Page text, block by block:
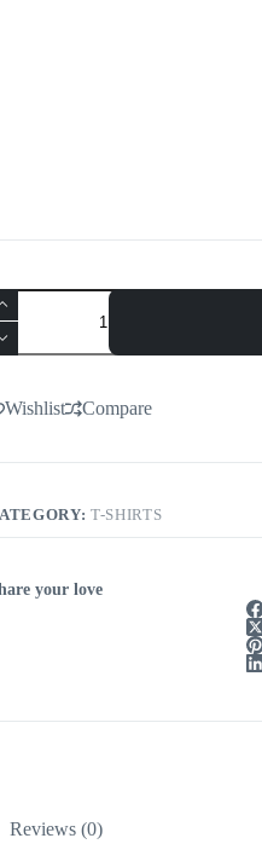
Wishlist Compare
T-SHIRTS
your love
Reviews (0)